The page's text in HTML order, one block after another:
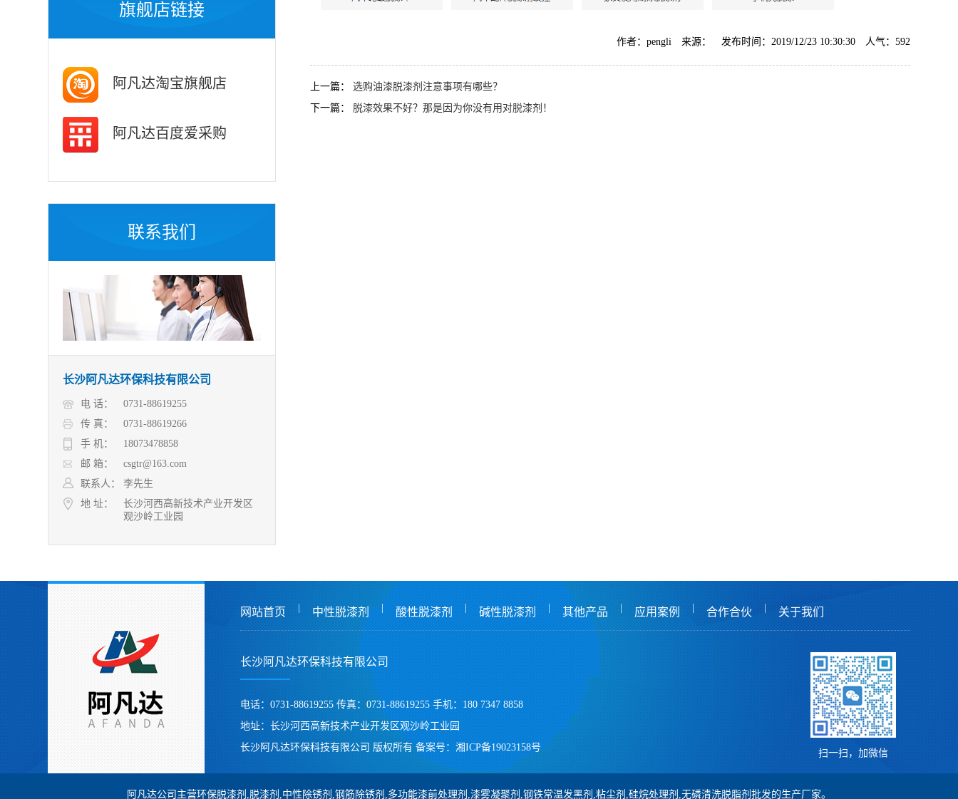
旗舰店链接
阿凡达淘宝旗舰店
阿凡达百度爱采购
联系我们
长沙阿凡达环保科技有限公司
电 话：
0731-88619255
传 真：
0731-88619266
手 机：
18073478858
邮 箱：
csgtr@163.com
联系人：
李先生
地 址：
长沙河西高新技术产业开发区
观沙岭工业园
作者：pengli 来源： 发布时间：2019/12/23 10:30:30 人气： 592
上一篇： 选购油漆脱漆剂注意事项有哪些？
下一篇： 脱漆效果不好？那是因为你没有用对脱漆剂！
网站首页 中性脱漆剂 酸性脱漆剂 碱性脱漆剂 其他产品 应用案例 合作合伙 关于我们
长沙阿凡达环保科技有限公司
电话：0731-88619255 传真：0731-88619255 手机：180 7347 8858
地址：长沙河西高新技术产业开发区观沙岭工业园
长沙阿凡达环保科技有限公司 版权所有备案号： 湘ICP备19023158号
扫一扫，加微信
阿凡达公司主营环保脱漆剂,脱漆剂,中性除锈剂,钢筋除锈剂,多功能漆前处理剂,漆雾凝聚剂,钢铁常温发黑剂,粘尘剂,硅烷处理剂,无磷清洗脱脂剂批发的生产厂家。